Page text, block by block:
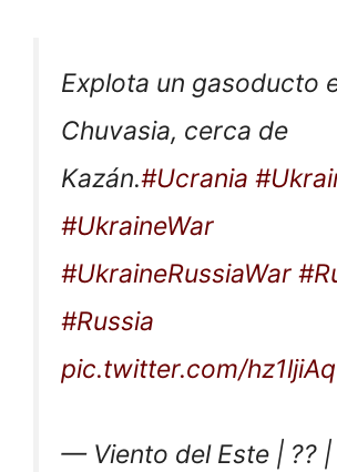
Explota un gasoducto
Chuvasia, cerca de
Kazán.#Ucrania
#UkraineWar
#UkraineRussiaWar
#Russia
pic.twitter.com/
— Viento del Este | ?? |